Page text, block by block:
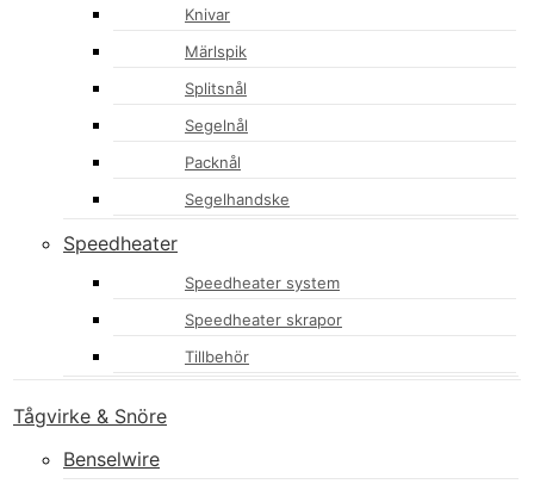
Knivar
Märlspik
Splitsnål
Segelnål
Packnål
Segelhandske
Speedheater
Speedheater system
Speedheater skrapor
Tillbehör
Tågvirke & Snöre
Benselwire